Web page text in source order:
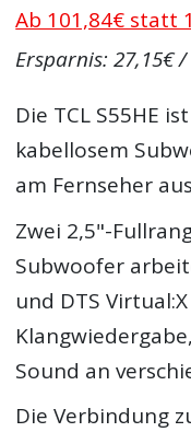
Ab 101,84€ statt
Ersparnis: 27,15€ /
Die TCL S55HE
kabellosem
am Fernseher
Zwei 2,5"-
Subwoofer
und DTS
Sound an
Die Verbindung